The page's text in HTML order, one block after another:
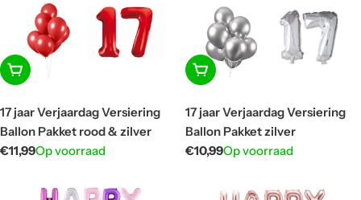
In winkelwagen
17 jaar Verjaardag Versiering
Ballon Pakket rood & zilver
Normale
€11,99Op voorraad
In winkelwagen
17 jaar Verjaardag Versiering
Ballon Pakket zilver
Normale
€10,99Op voorraad